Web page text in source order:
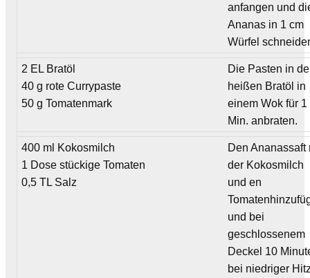
anfangen und
Ananas in 1 cm
Würfel
2 EL Bratöl
40 g rote Currypaste
50 g Tomatenmark
Die Pasten in
heißen Bratöl in
einem Wok für 1
Min. anbraten.
400 ml Kokosmilch
1 Dose stückige Tomaten
0,5 TL Salz
Den Ananassaft
der Kokosmilch
und en
und bei
geschlossenem
Deckel 10
bei niedriger